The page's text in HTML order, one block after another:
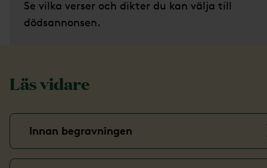
Se vilka verser och dikter du kan välja till
dödsannonsen.
Läs vidare
Innan begravningen